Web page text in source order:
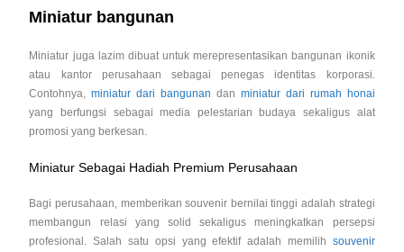
Miniatur bangunan
Miniatur juga lazim dibuat untuk merepresentasikan bangunan ikonik
atau kantor perusahaan sebagai penegas identitas korporasi.
Contohnya,miniatur dari bangunan dan miniatur dari rumah honai
yang berfungsi sebagai media pelestarian budaya sekaligus alat
promosi yang berkesan.
Miniatur Sebagai Hadiah Premium Perusahaan
Bagi perusahaan, memberikan souvenir bernilai tinggi adalah strategi
membangun relasi yang solid sekaligus meningkatkan persepsi
profesional. Salah satu opsi yang efektif adalah memilih souvenir